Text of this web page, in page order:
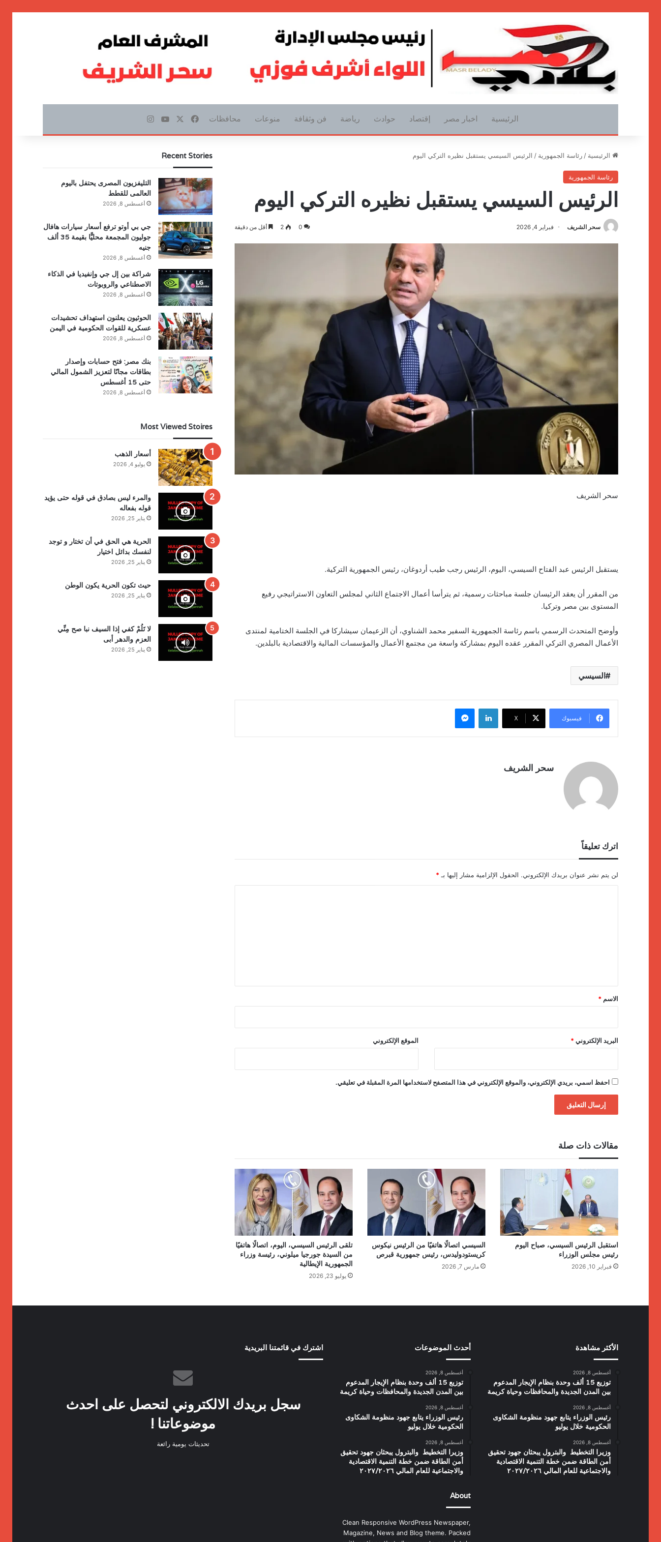
الرئيسية اخبار مصر إقتصاد حوادث رياضة فن وثقافة منوعات محافظات فيسبوك ‫YouTubeانستقرام
الرئيسية / رئاسة الجمهورية / الرئيس السيسي يستقبل نظيره التركي اليوم
رئاسة الجمهورية
الرئيس السيسي يستقبل نظيره التركي اليوم
سحر الشريف فبراير 4, 2026 0
2 أقل من دقيقة
سحر الشريف
يستقبل الرئيس عبد الفتاح السيسي، اليوم، الرئيس رجب طيب أردوغان، رئيس الجمهورية التركية.
من المقرر أن يعقد الرئيسان جلسة مباحثات رسمية، ثم يترأسا أعمال الاجتماع الثاني لمجلس التعاون الاستراتيجي رفيع
المستوى بين مصر وتركيا.
وأوضح المتحدث الرسمي باسم رئاسة الجمهورية السفير محمد الشناوي، أن الزعيمان سيشاركا في الجلسة الختامية لمنتدى
الأعمال المصري التركي المقرر عقده اليوم بمشاركة واسعة من مجتمع الأعمال والمؤسسات المالية والاقتصادية بالبلدين.
السيسي
فيسبوك ‫X
لينكدإن ماسنجر
سحر الشريف
اترك تعليقاً
لن يتم نشر عنوان بريدك الإلكتروني. الحقول الإلزامية مشار إليها بـ *
*
الاسم *
البريد الإلكتروني * الموقع الإلكتروني
احفظ اسمي، بريدي الإلكتروني، والموقع الإلكتروني في هذا المتصفح لاستخدامها المرة المقبلة في تعليقي.
مقالات ذات صلة
استقبل الرئيس السيسي، صباح اليوم
رئيس مجلس الوزراء
فبراير 10, 2026
السيسي اتصالًا هاتفيًا من الرئيس نيكوس
كريستودوليدس، رئيس جمهورية قبرص
مارس 7, 2026
تلقى الرئيس السيسي، اليوم، اتصالًا هاتفيًا
من السيدة جورجيا ميلوني، رئيسة وزراء
الجمهورية الإيطالية
يوليو 23, 2026
Recent Stories
التليفزيون المصرى يحتفل باليوم
العالمى للقطط
أغسطس 8, 2026
جي بي أوتو ترفع أسعار سيارات هافال
جوليون المجمعة محليًّا بقيمة 35 ألف
جنيه
أغسطس 8, 2026
شراكة بين إل جي وإنفيديا في الذكاء
الاصطناعي والروبوتات
أغسطس 8, 2026
الحوثيون يعلنون استهداف تحشيدات
عسكرية للقوات الحكومية في اليمن
أغسطس 8, 2026
بنك مصر: فتح حسابات وإصدار
بطاقات مجانًا لتعزيز الشمول المالي
حتى 15 أغسطس
أغسطس 8, 2026
Most Viewed Stoires
أسعار الذهب
يوليو 4, 2026
والمرء ليس بصادق في قوله حتى يؤيد
قوله بفعاله
يناير 25, 2026
الحرية هي الحق في أن تختار و توجد
لنفسك بدائل اختيار
يناير 25, 2026
حيث تكون الحرية يكون الوطن
يناير 25, 2026
لا تَلُمْ كفي إذا السيف نبا صح مِنِّي
العزم والدهر أبى
يناير 25, 2026
الأكثر مشاهدة
أغسطس 8, 2026
توزيع 15 ألف وحدة بنظام الإيجار المدعوم
بين المدن الجديدة والمحافظات وحياة كريمة
أغسطس 8, 2026
رئيس الوزراء يتابع جهود منظومة الشكاوى
الحكومية خلال يوليو
أغسطس 8, 2026
وزيرا التخطيط والبترول يبحثان جهود تحقيق
أمن الطاقة ضمن خطة التنمية الاقتصادية
والاجتماعية للعام المالي ٢٠٢٧/٢٠٢٦
أحدث الموضوعات
أغسطس 8, 2026
توزيع 15 ألف وحدة بنظام الإيجار المدعوم
بين المدن الجديدة والمحافظات وحياة كريمة
أغسطس 8, 2026
رئيس الوزراء يتابع جهود منظومة الشكاوى
الحكومية خلال يوليو
أغسطس 8, 2026
وزيرا التخطيط والبترول يبحثان جهود تحقيق
أمن الطاقة ضمن خطة التنمية الاقتصادية
والاجتماعية للعام المالي ٢٠٢٧/٢٠٢٦
About
Clean Responsive WordPress Newspaper,
Magazine, News and Blog theme. Packed
اشترك في قائمتنا البريدية
سجل بريدك الالكتروني لتحصل على احدث
موضوعاتنا !
تحديثات يومية رائعة